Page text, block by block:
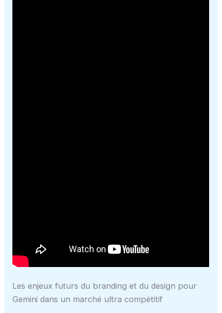
Les enjeux futurs du branding et du design pour
Gemini dans un marché ultra compétitif